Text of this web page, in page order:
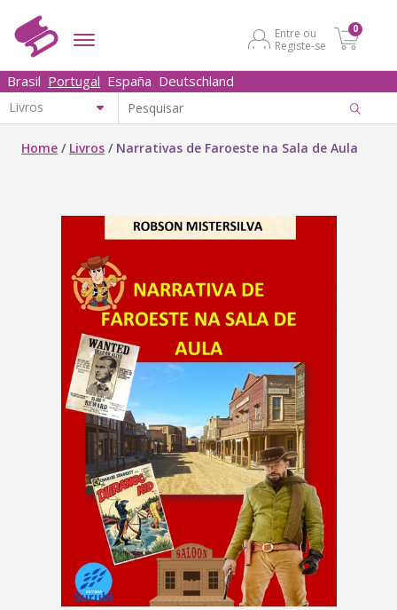
Entre ou
Registe-se
0
Brasil Portugal España Deutschland
Home / Livros / Narrativas de Faroeste na Sala de Aula